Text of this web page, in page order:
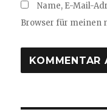
Name, E-Mail-
Browser für meinen